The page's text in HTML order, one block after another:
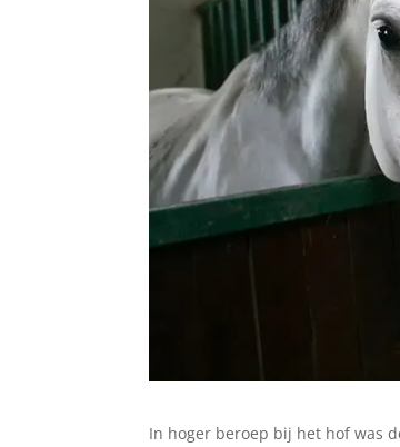
In hoger beroep bij het hof was